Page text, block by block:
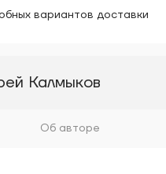
вариантов доставки
Калмыков
Об авторе